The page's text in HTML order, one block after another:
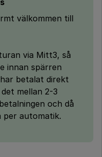
välkommen till
via Mitt3, så
innan spärren
betalat direkt
mellan 2-3
och då
per automatik.